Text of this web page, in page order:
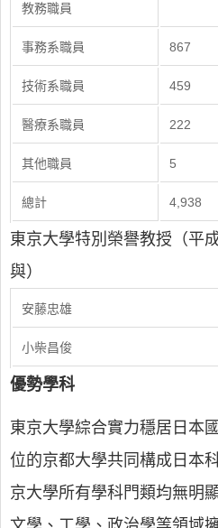
教務職員
事務系職員 867
技術系職員 459
醫療系職員 222
其他職員 5
總計 4,938
東京大學特別榮譽教授（平
與）
安藤忠雄
小柴昌俊
優勢學科
東京大學綜合實力穩居日本
位的京都大學共同構成日本
京大學所有學科門類均無明